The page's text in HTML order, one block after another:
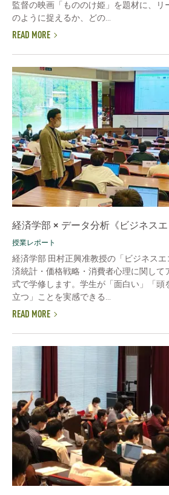
監督の映画「もののけ姫」を題材に、リ
のように捉えるか、どの...
READ MORE
経済学部 × データ分析《ビジネスエ
授業レポート
経済学部 田村正興准教授の「ビジネス
済統計・価格戦略・消費者心理に関して
式で学修します。学生が「面白い」「頭
立つ」ことを実感できる...
READ MORE